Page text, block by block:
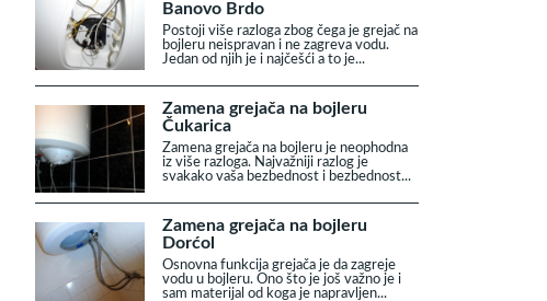
Banovo Brdo
Postoji više razloga zbog čega je grejač na
bojleru neispravan i ne zagreva vodu.
Jedan od njih je i najčešći a to je...
Zamena grejača na bojleru
Čukarica
Zamena grejača na bojleru je neophodna
iz više razloga. Najvažniji razlog je
svakako vaša bezbednost i bezbednost...
Zamena grejača na bojleru
Dorćol
Osnovna funkcija grejača je da zagreje
vodu u bojleru. Ono što je još važno je i
sam materijal od koga je napravljen...